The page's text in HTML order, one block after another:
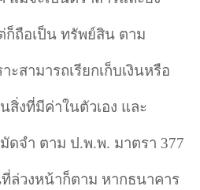
ก็ถือเป็น ทรัพย์สิน ตาม
าะสามารถเรียกเก็บเงินหรือ
สิ่งที่มีค่าในตัวเอง และ
ดจำ ตาม ป.พ.พ. มาตรา 377
ล่วงหน้าก็ตาม หากธนาคาร